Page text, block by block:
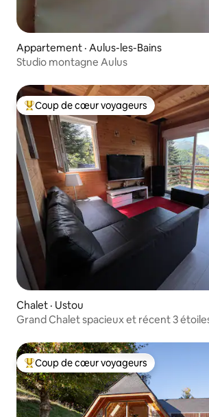
Appartement · Aulus-les-Bains
Studio montagne Aulus
Coup de cœur voyageurs parmi les plus
Coup de cœur voyageurs
Chalet · Ustou
Grand Chalet spacieux et récent 3
Coup de cœur voyageurs parmi les plus
Coup de cœur voyageurs